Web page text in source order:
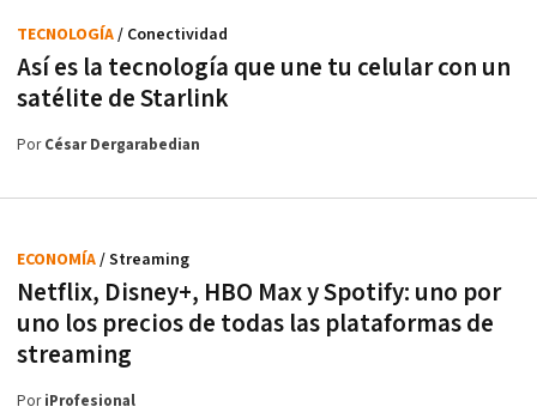
Así es la tecnología que une tu celular con un
satélite de Starlink
TECNOLOGÍA/ Conectividad
PorCésar Dergarabedian
Netflix, Disney+, HBO Max y Spotify: uno por
uno los precios de todas las plataformas de
streaming
ECONOMÍA/ Streaming
PoriProfesional